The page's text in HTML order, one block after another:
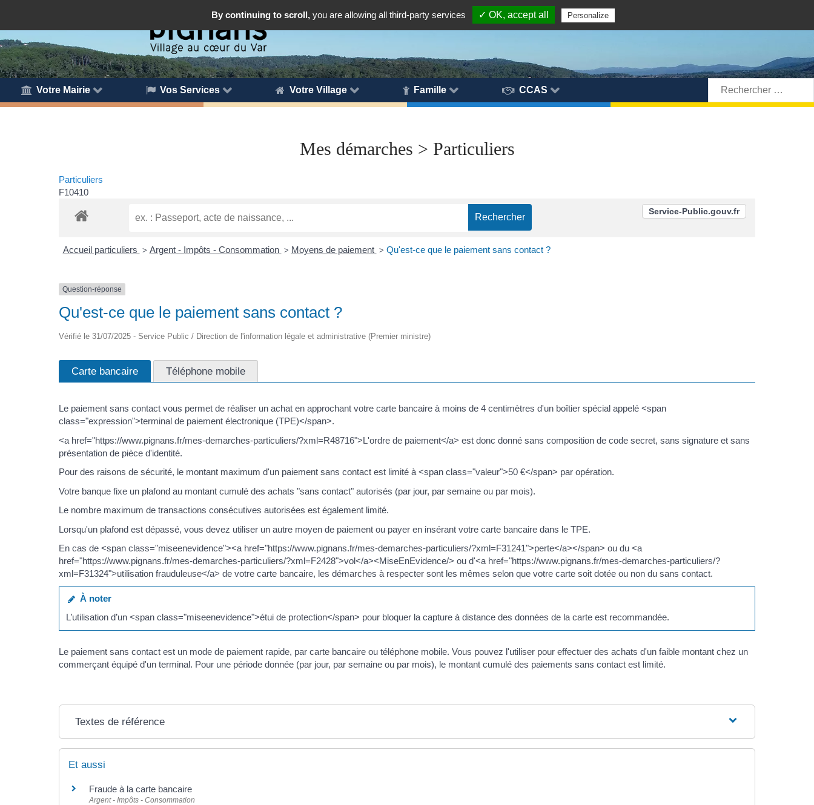
Votre Mairie Vos Services Votre Village Famille CCAS
Rechercher:
Mes démarches > Particuliers
Particuliers
F10410
Service-Public.gouv.fr
Accueil particuliers > Argent - Impôts - Consommation > Moyens de paiement > Qu'est-ce que le paiement sans contact ?
Question-réponse
Qu'est-ce que le paiement sans contact ?
Vérifié le 31/07/2025 - Service Public / Direction de l'information légale et administrative (Premier ministre)
Carte bancaire Téléphone mobile
Le paiement sans contact vous permet de réaliser un achat en approchant votre carte bancaire à moins de 4 centimètres d'un boîtier spécial appelé <span
class="expression">terminal de paiement électronique (TPE)</span>.
<a href="https://www.pignans.fr/mes-demarches-particuliers/?xml=R48716">L'ordre de paiement</a> est donc donné sans composition de code secret, sans signature et sans
présentation de pièce d'identité.
Pour des raisons de sécurité, le montant maximum d'un paiement sans contact est limité à <span class="valeur">50 €</span> par opération.
Votre banque fixe un plafond au montant cumulé des achats "sans contact" autorisés (par jour, par semaine ou par mois).
Le nombre maximum de transactions consécutives autorisées est également limité.
Lorsqu'un plafond est dépassé, vous devez utiliser un autre moyen de paiement ou payer en insérant votre carte bancaire dans le TPE.
En cas de <span class="miseenevidence"><a href="https://www.pignans.fr/mes-demarches-particuliers/?xml=F31241">perte</a></span> ou du <a
href="https://www.pignans.fr/mes-demarches-particuliers/?xml=F2428">vol</a><MiseEnEvidence/> ou d'<a href="https://www.pignans.fr/mes-demarches-particuliers/?
xml=F31324">utilisation frauduleuse</a> de votre carte bancaire, les démarches à respecter sont les mêmes selon que votre carte soit dotée ou non du sans contact.
À noter
L’utilisation d’un <span class="miseenevidence">étui de protection</span> pour bloquer la capture à distance des données de la carte est recommandée.
Le paiement sans contact est un mode de paiement rapide, par carte bancaire ou téléphone mobile. Vous pouvez l'utiliser pour effectuer des achats d'un faible montant chez un
commerçant équipé d'un terminal. Pour une période donnée (par jour, par semaine ou par mois), le montant cumulé des paiements sans contact est limité.
Textes de référence
Et aussi
Fraude à la carte bancaire
Argent - Impôts - Consommation
By continuing to scroll, you are allowing all third-party services ✓ OK, accept all Personalize